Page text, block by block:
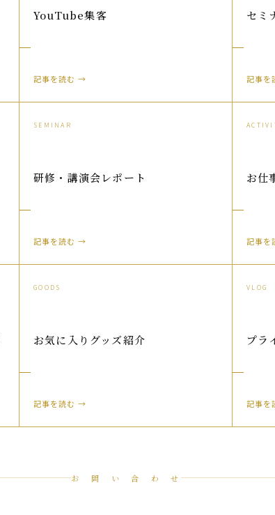
YouTube集客
記事を読む →
セミ
記事
SEMINAR
研修・講演会レポート
記事を読む →
お仕
記事
GOODS
お気に入りグッズ紹介
記事を読む →
VLOG
プラ
記事
お 問 い 合 わ せ